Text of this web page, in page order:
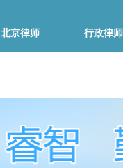
北京律师 行政律师